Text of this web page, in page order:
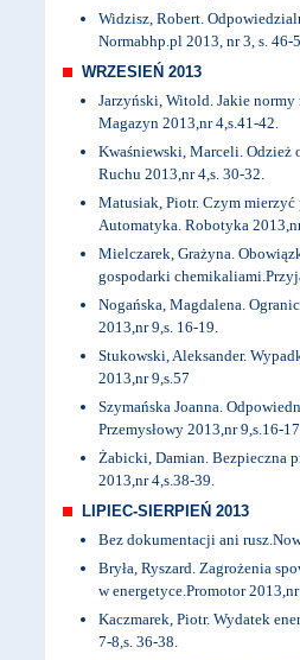
Widzisz, Robert.
Normabhp.pl 2013, nr 3, s. 46-
WRZESIEŃ 2013
Jarzyński, Witold. Jakie normy
Magazyn 2013,nr 4,s.41-42.
Kwaśniewski, Marceli. Odzież
Ruchu 2013,nr 4,s. 30-32.
Matusiak, Piotr. Czym
Automatyka. Robotyka
Mielczarek, Grażyna.
gospodarki
Nogańska, Magdalena.
2013,nr 9,s. 16-19.
Stukowski, Aleksander.
2013,nr 9,s.57
Szymańska Joanna.
Przemysłowy 2013,nr 9,s.16-
Żabicki, Damian. Bezpieczna
2013,nr 4,s.38-39.
LIPIEC-SIERPIEŃ 2013
Bez dokumentacji ani
Bryła, Ryszard. Zagrożenia
w energetyce.Promotor
Kaczmarek, Piotr. Wydatek
7-8,s. 36-38.